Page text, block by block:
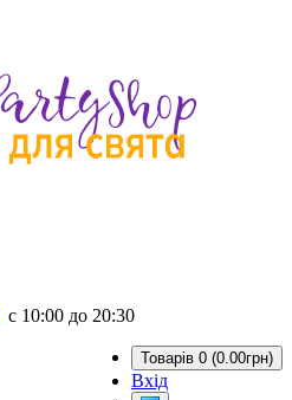
с 10:00 до 20:30
Товарів 0 (0.00грн)
Вхід